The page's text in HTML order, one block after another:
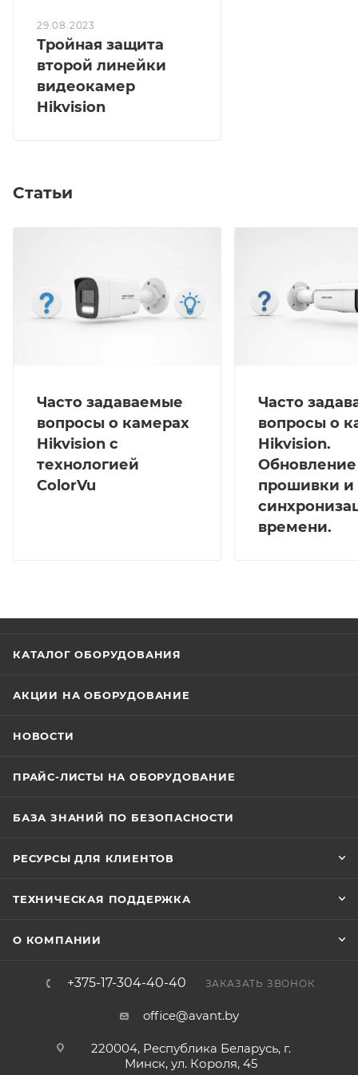
29.08.2023
Тройная защита
второй линейки
видеокамер
Hikvision
Статьи
Часто задаваемые
вопросы о камерах
Hikvision с
технологией
ColorVu
Часто
вопросы о
Hikvision.
Обновление
прошивки и
времени.
КАТАЛОГ ОБОРУДОВАНИЯ
АКЦИИ НА ОБОРУДОВАНИЕ
НОВОСТИ
ПРАЙС-ЛИСТЫ НА ОБОРУДОВАНИЕ
БАЗА ЗНАНИЙ ПО БЕЗОПАСНОСТИ
РЕСУРСЫ ДЛЯ КЛИЕНТОВ
ТЕХНИЧЕСКАЯ ПОДДЕРЖКА
О КОМПАНИИ
+375-17-304-40-40 ЗАКАЗАТЬ ЗВОНОК
office@avant.by
220004, Республика Беларусь, г.
Минск, ул. Короля, 45